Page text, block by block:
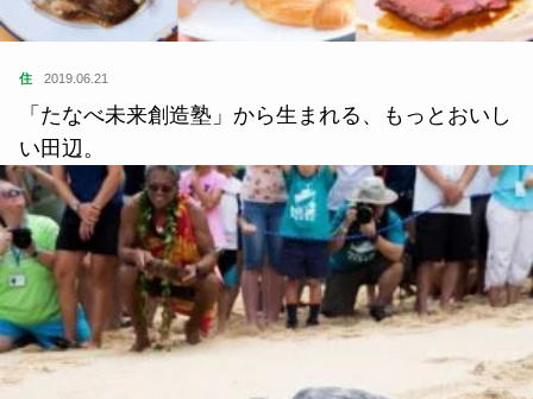
SDGs 2022.10.13
気持ちよくハワイ旅行を楽しむために、 地域住民